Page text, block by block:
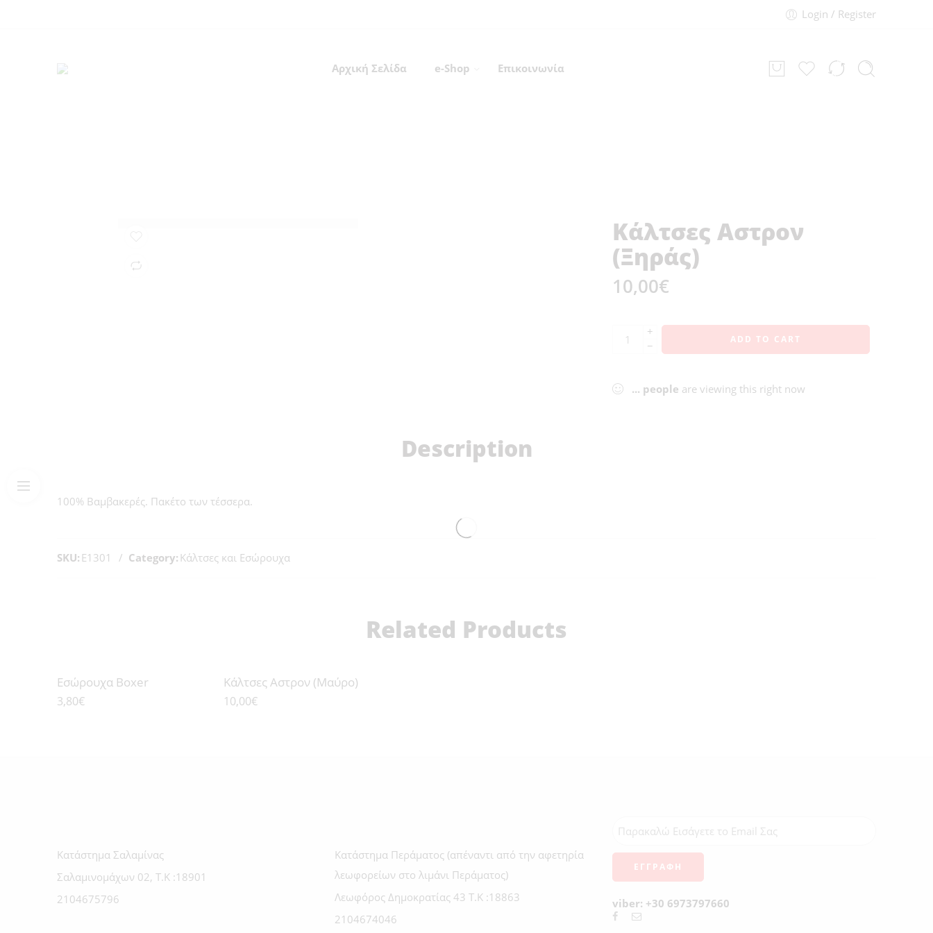
Login / Register
Αρχική Σελίδα e-Shop Επικοινωνία
Κάλτσες Aστρον
(Ξηράς)
10,00€
+
−
ADD TO CART
... people are viewing this right now
Description
100% Βαμβακερές. Πακέτο των τέσσερα.
SKU: E1301 Category: Κάλτσες και Εσώρουχα
Related Products
Εσώρουχα Boxer
3,80€
Κάλτσες Aστρον (Μαύρο)
10,00€
Κατάστημα Σαλαμίνας
Σαλαμινομάχων 02, Τ.Κ :18901
2104675796
Κατάστημα Περάματος (απέναντι από την αφετηρία
λεωφορείων στο λιμάνι Περάματος)
Λεωφόρος Δημοκρατίας 43 Τ.Κ :18863
2104674046
viber: +30 6973797660